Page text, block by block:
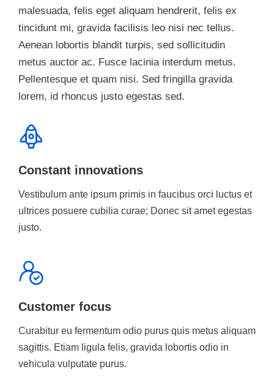
malesuada, felis eget aliquam hendrerit, felis ex
tincidunt mi, gravida facilisis leo nisi nec tellus.
Aenean lobortis blandit turpis, sed sollicitudin
metus auctor ac. Fusce lacinia interdum metus.
Pellentesque et quam nisi. Sed fringilla gravida
lorem, id rhoncus justo egestas sed.
Constant innovations
Vestibulum ante ipsum primis in faucibus orci luctus et
ultrices posuere cubilia curae; Donec sit amet egestas
justo.
Customer focus
Curabitur eu fermentum odio purus quis metus aliquam
sagittis. Etiam ligula felis, gravida lobortis odio in
vehicula vulputate purus.